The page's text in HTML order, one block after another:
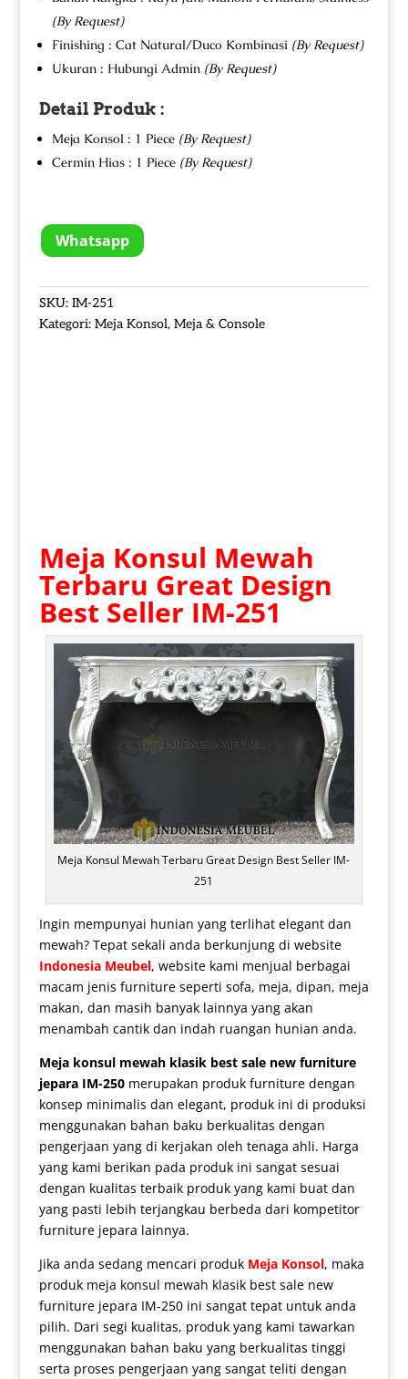
(By Request)
Finishing : Cat Natural/Duco Kombinasi (By Request)
Ukuran : Hubungi Admin (By Request)
Detail Produk :
Meja Konsol : 1 Piece (By Request)
Cermin Hias : 1 Piece (By Request)
Whatsapp
SKU: IM-251
Kategori: Meja Konsol, Meja & Console
Meja Konsul Mewah
Terbaru Great Design
Best Seller IM-251
Meja Konsul Mewah Terbaru Great Design Best Seller IM-
251
Ingin mempunyai hunian yang terlihat elegant dan
mewah? Tepat sekali anda berkunjung di website
Indonesia Meubel, website kami menjual berbagai
macam jenis furniture seperti sofa, meja, dipan, meja
makan, dan masih banyak lainnya yang akan
menambah cantik dan indah ruangan hunian anda.
Meja konsul mewahklasik best sale new furniture
jepara IM-250merupakan produk furniture dengan
konsep minimalis dan elegant, produk ini di produksi
menggunakan bahan baku berkualitas dengan
pengerjaan yang di kerjakan oleh tenaga ahli. Harga
yang kami berikan pada produk ini sangat sesuai
dengan kualitas terbaik produk yang kami buat dan
yang pasti lebih terjangkau berbeda dari kompetitor
furniture jepara lainnya.
Jika anda sedang mencari produk Meja Konsol, maka
produk meja konsul mewah klasikbest sale new
furniture jepara IM-250 ini sangat tepat untuk anda
pilih. Dari segi kualitas, produk yang kami tawarkan
menggunakan bahan baku yang berkualitas tinggi
serta proses pengerjaan yang sangat teliti dengan